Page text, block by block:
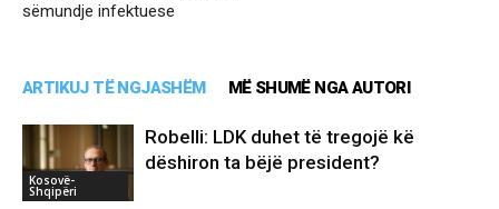
sëmundje infektuese
ARTIKUJ TË NGJASHËM MË SHUMË NGA AUTORI
Kosovë-
Shqipëri
Robelli: LDK duhet të tregojë kë
dëshiron ta bëjë president?